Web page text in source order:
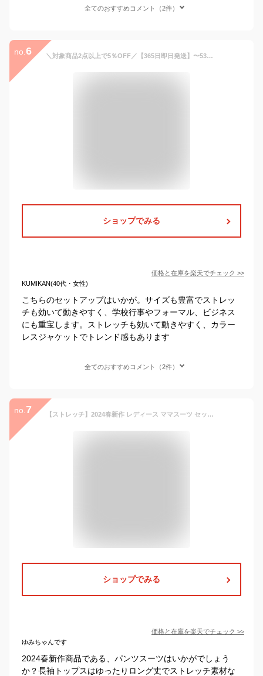
全てのおすすめコメント（2件）
no. 6 ＼対象商品2点以上で5％OFF／【365日即日発送】〜53%OFF スーツ レディース 夏 大きいサイズ ビジネススーツ セットアップ 洗える ストレッチ パンツスーツ ロングジャケット 春秋冬 30代 40代 50代 通勤 面接 セレモニー オフィス 試着チケット対象
ショップでみる
価格と在庫を楽天でチェック >>
KUMIKAN(40代・女性)
こちらのセットアップはいかが。サイズも豊富でストレッ
チも効いて動きやすく、学校行事やフォーマル、ビジネス
にも重宝します。ストレッチも効いて動きやすく、カラー
レスジャケットでトレンド感もあります
全てのおすすめコメント（2件）
no. 7 【ストレッチ】2024春新作 レディース ママスーツ セットアップ パンツドレス セレモニー フォーマル 卒園式 入学式 入園式 卒業式 ミセス 50代 40代 30代 上品 きれいめ パーティードレス 結婚式 お呼ばれ 長袖 親族 母親 服装 大きいサイズ 即日発送 プレゼント ギフト
ショップでみる
価格と在庫を楽天でチェック >>
ゆみちゃんです
2024春新作商品である、パンツスーツはいかがでしょう
か？長袖トップスはゆったりロング丈でストレッチ素材な